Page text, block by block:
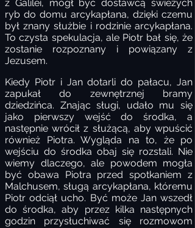
z Galilei, mógł być dostawcą świeżych
ryb do domu arcykapłana, dzięki czemu
był znany służbie i rodzinie arcykapłana.
To czysta spekulacja, ale Piotr bał się, że
zostanie rozpoznany i powiązany z
Jezusem.
Kiedy Piotr i Jan dotarli do pałacu, Jan
zapukał do zewnętrznej bramy
dziedzińca. Znając sługi, udało mu się
jako pierwszy wejść do środka, a
następnie wrócił z służącą, aby wpuścić
również Piotra. Wygląda na to, że po
wejściu do środka obaj się rozstali. Nie
wiemy dlaczego, ale powodem mogła
być obawa Piotra przed spotkaniem z
Malchusem, sługą arcykapłana, któremu
Piotr odciął ucho. Być może Jan wszedł
do środka, aby przez kilka następnych
godzin przysłuchiwać się rozmowom